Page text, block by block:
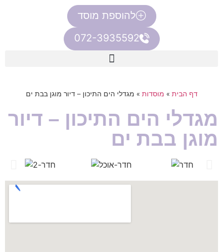
להוספת מוסד
072-3935592
דף הבית » מוסדות » מגדלי הים התיכון – דיור מוגן בבת ים
מגדלי הים התיכון – דיור
מוגן בבת ים